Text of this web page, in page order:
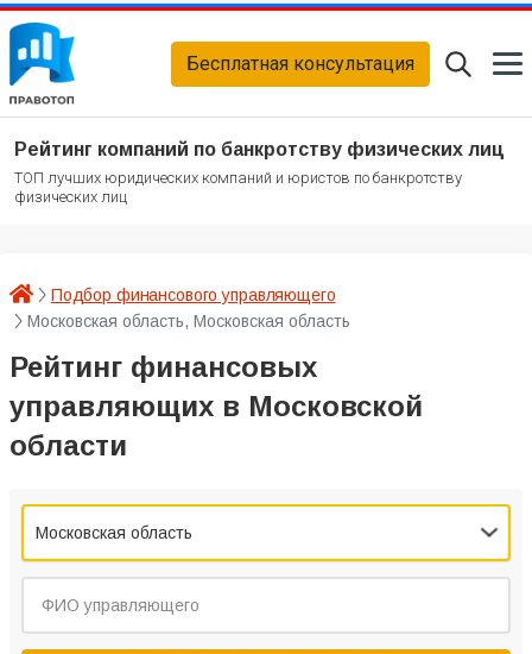
Бесплатная консультация
Рейтинг компаний по банкротству физических лиц
ТОП лучших юридических компаний и юристов по банкротству
физических лиц
Подбор финансового управляющего
Московская область, Московская область
Рейтинг финансовых
управляющих в Московской
области
Московская область